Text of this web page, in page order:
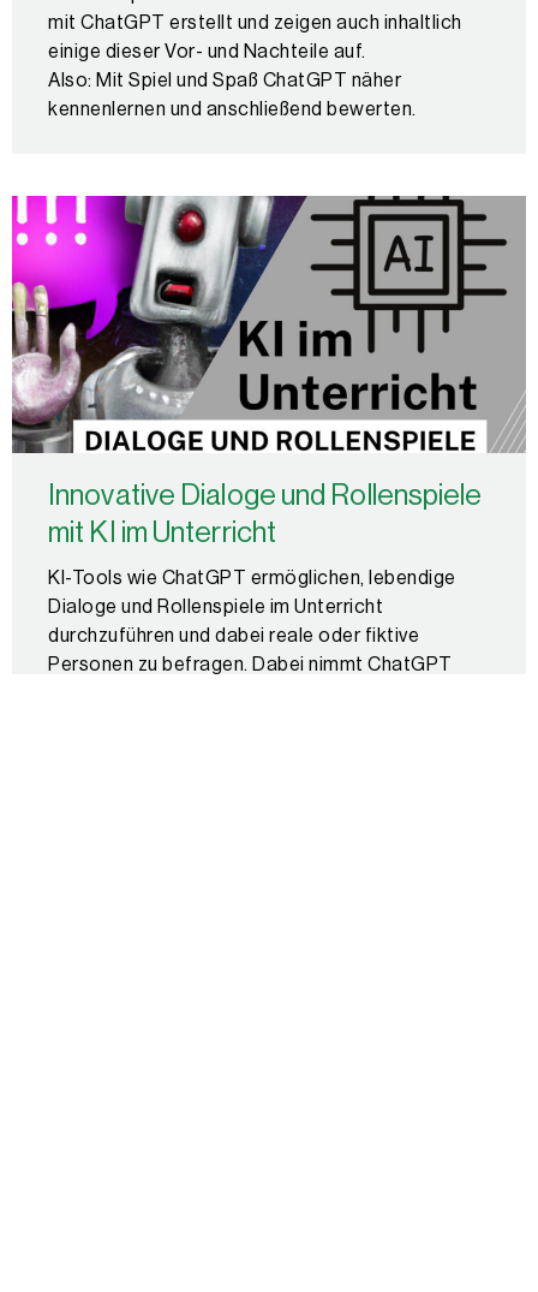
mit ChatGPT erstellt und zeigen auch inhaltlich
einige dieser Vor- und Nachteile auf.
Also: Mit Spiel und Spaß ChatGPT näher
kennenlernen und anschließend bewerten.
Innovative Dialoge und Rollenspiele
mit KI im Unterricht
KI-Tools wie ChatGPT ermöglichen, lebendige
Dialoge und Rollenspiele im Unterricht
durchzuführen und dabei reale oder fiktive
Personen zu befragen. Dabei nimmt ChatGPT